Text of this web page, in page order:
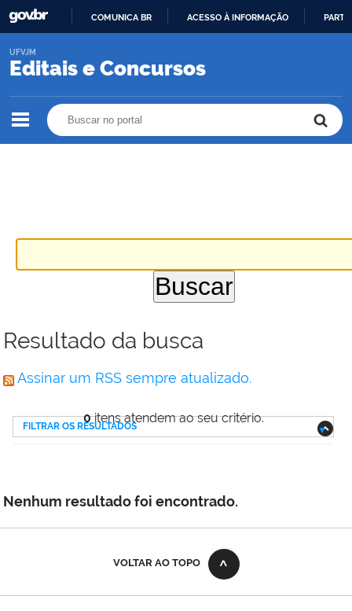
O
COMUNICA BR ACESSO À INFORMAÇÃO
Editais e Concursos
UFVJM
Resultado da busca
Assinar um RSS sempre atualizado.
0itens atendem ao seu critério.
FILTRAR OS RESULTADOS
Nenhum resultado foi encontrado.
VOLTAR AO TOPO